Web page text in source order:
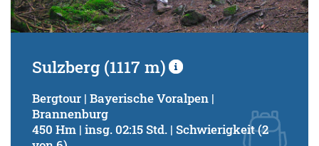
Sulzberg (1117 m)
Bergtour | Bayerische Voralpen |
Brannenburg
450 Hm | insg. 02:15 Std. | Schwierigkeit (2